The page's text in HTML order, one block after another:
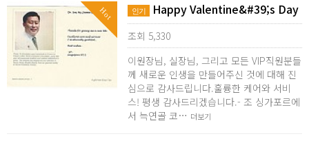
Hot 인기 Happy Valentine&#39;s Day
조회 5,330
이원장님, 실장님, 그리고 모든 VIP직원분들
께 새로운 인생을 만들어주신 것에 대해 진
심으로 감사드립니다.훌륭한 케어와 서비
스! 평생 감사드리겠습니다.- 조 싱가포르에
서 늑연골 코… 더보기